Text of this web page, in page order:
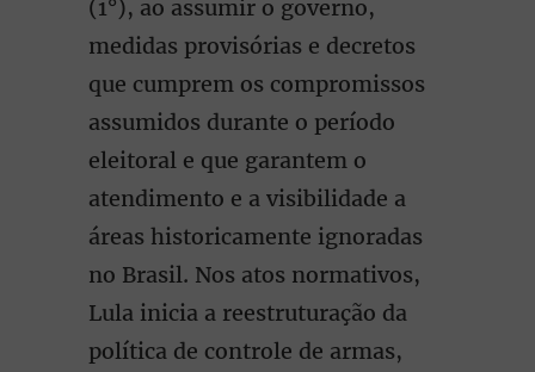
(1°), ao assumir o governo,
medidas provisórias e decretos
que cumprem os compromissos
assumidos durante o período
eleitoral e que garantem o
atendimento e a visibilidade a
áreas historicamente ignoradas
no Brasil. Nos atos normativos,
Lula inicia a reestruturação da
política de controle de armas,